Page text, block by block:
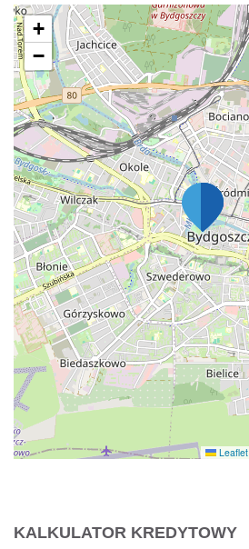
+
−
Leaflet
KALKULATOR KREDYTOWY